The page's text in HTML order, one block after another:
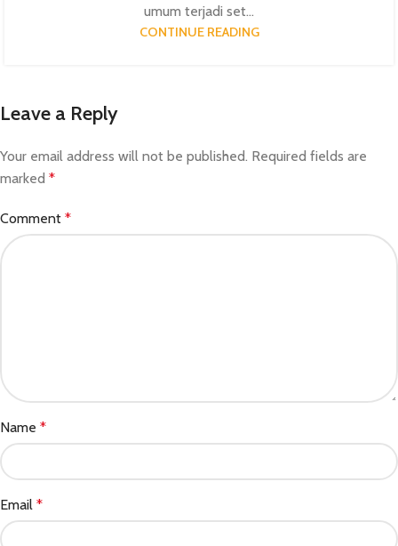
umum terjadi set...
CONTINUE READING
Leave a Reply
Your email address will not be published. Required fields are
marked *
Comment *
Name *
Email *